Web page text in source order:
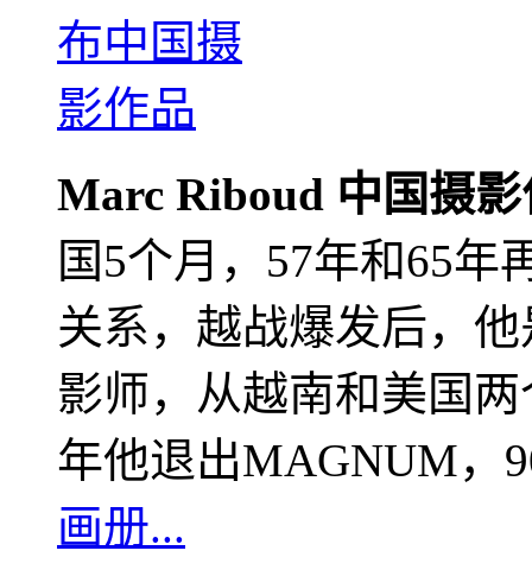
Marc Riboud 中国摄
国5个月，57年和65年
关系，越战爆发后，
影师，从越南和美国
年他退出MAGNUM，
画册...